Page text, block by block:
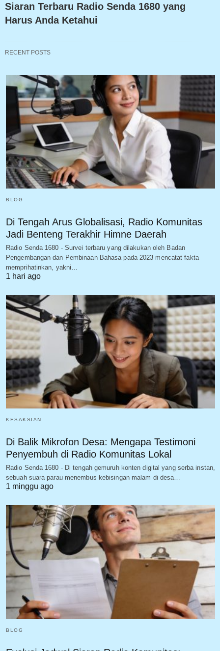
Siaran Terbaru Radio Senda 1680 yang
Harus Anda Ketahui
RECENT POSTS
BLOG
Di Tengah Arus Globalisasi, Radio Komunitas
Jadi Benteng Terakhir Himne Daerah
Radio Senda 1680 - Survei terbaru yang dilakukan oleh Badan
Pengembangan dan Pembinaan Bahasa pada 2023 mencatat fakta
memprihatinkan, yakni…
1 hari ago
KESAKSIAN
Di Balik Mikrofon Desa: Mengapa Testimoni
Penyembuh di Radio Komunitas Lokal
Radio Senda 1680 - Di tengah gemuruh konten digital yang serba instan,
sebuah suara parau menembus kebisingan malam di desa…
1 minggu ago
BLOG